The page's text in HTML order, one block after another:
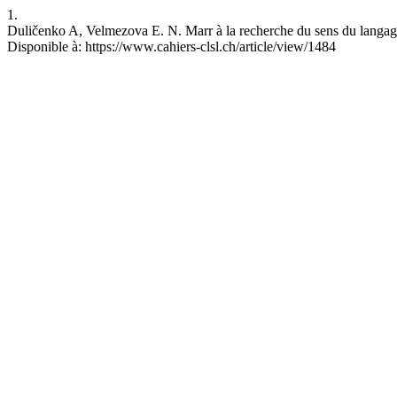
1.
Duličenko A, Velmezova E. N. Marr à la recherche du sens du
Disponible à: https://www.cahiers-clsl.ch/article/view/1484